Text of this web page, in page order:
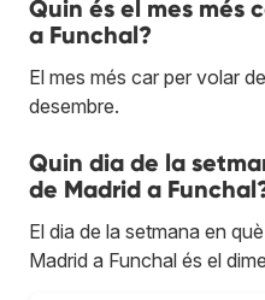
Quin és el mes més
a Funchal?
El mes més car per volar
desembre.
Quin dia de la
de Madrid a
El dia de la setmana en
Madrid a Funchal és el